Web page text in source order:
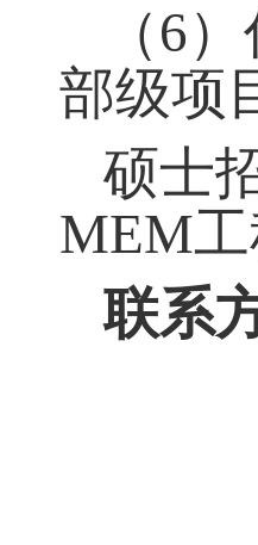
（6
部级项
硕士
MEM
联系